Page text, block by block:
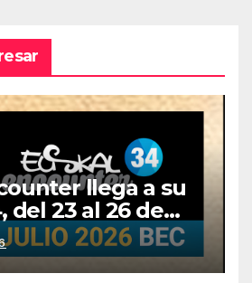
llega a su
del 23 al 26 de